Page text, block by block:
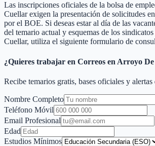
Las inscripciones oficiales de la bolsa de
Cuellarexigen la presentación de solicitudes
por el BOE. Si deseas estar al día de las
del temario actual y esquemas de los sindicatos
Cuellar, utiliza el siguiente formulario de
¿Quieres trabajar en Correos en Arroyo
Recibe temarios gratis, bases oficiales y
Nombre Completo
Teléfono Móvil
Email Profesional
Edad
Estudios Mínimos